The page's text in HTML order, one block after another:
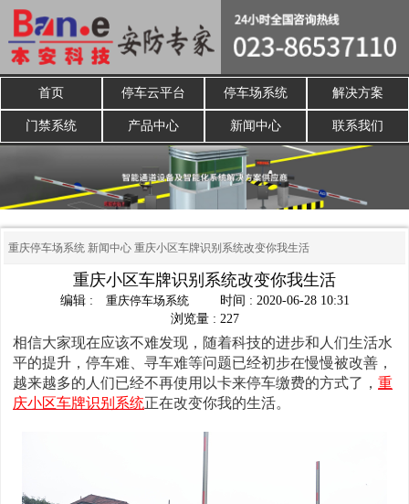
首页 停车云平台 停车场系统 解决方案
门禁系统 产品中心 新闻中心 联系我们
重庆停车场系统 新闻中心 重庆小区车牌识别系统改变你我生活
重庆小区车牌识别系统改变你我生活
编辑 : 重庆停车场系统
时间 : 2020-06-28 10:31
浏览量 : 227
相信大家现在应该不难发现，随着科技的进步和人们生活水
平的提升，停车难、寻车难等问题已经初步在慢慢被改善，
越来越多的人们已经不再使用以卡来停车缴费的方式了， 重
庆小区车牌识别系统正在改变你我的生活。